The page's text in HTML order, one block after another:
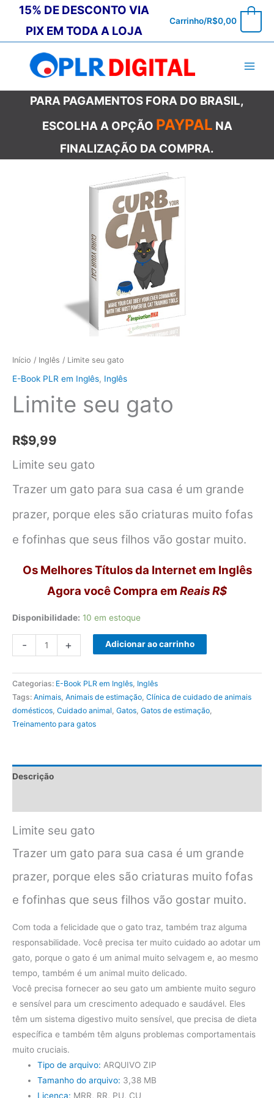
conteúdo
15% DE DESCONTO VIA
PIX EM TODA A LOJA
Carrinho/R$0,00
PARA PAGAMENTOS FORA DO BRASIL,
ESCOLHA A OPÇÃO PAYPAL NA
FINALIZAÇÃO DA COMPRA.
Início / Inglês / Limite seu gato
E-Book PLR em Inglês, Inglês
Limite seu gato
R$9,99
Limite seu gato
Trazer um gato para sua casa é um grande
prazer, porque eles são criaturas muito fofas
e fofinhas que seus filhos vão gostar muito.
Os Melhores Títulos da Internet em Inglês
Agora você Compra em Reais R$
Disponibilidade: 10 em estoque
-
seu
gato
quantidade
+ Adicionar ao carrinho
Categorias: E-Book PLR em Inglês, Inglês
Tags: Animais, Animais de estimação, Clínica de cuidado de animais
domésticos, Cuidado animal, Gatos, Gatos de estimação,
Treinamento para gatos
Descrição
Limite seu gato
Trazer um gato para sua casa é um grande
prazer, porque eles são criaturas muito fofas
e fofinhas que seus filhos vão gostar muito.
Com toda a felicidade que o gato traz, também traz alguma
responsabilidade. Você precisa ter muito cuidado ao adotar um
gato, porque o gato é um animal muito selvagem e, ao mesmo
tempo, também é um animal muito delicado.
Você precisa fornecer ao seu gato um ambiente muito seguro
e sensível para um crescimento adequado e saudável. Eles
têm um sistema digestivo muito sensível, que precisa de dieta
específica e também têm alguns problemas comportamentais
muito cruciais.
Tipo de arquivo:ARQUIVO ZIP
Tamanho do arquivo: 3,38 MB
Licença: MRR, RR, PU, ​​CU